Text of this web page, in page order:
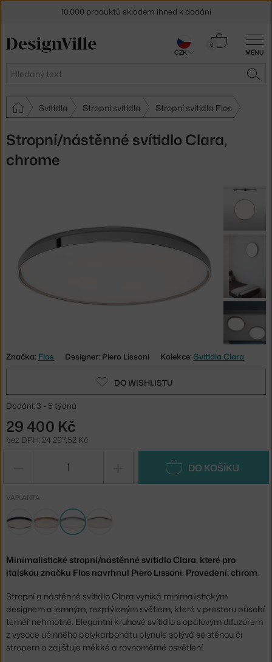
MENU
Hledat
0
Košík
Svítidla Stropní svítidla Stropní svítidla Flos
Stropní/nástěnné svítidlo Clara,
chrome
Značka: Flos Designer: Piero Lissoni Kolekce: Svítidla Clara
DO WISHLISTU
Dodání: 3 - 5 týdnů
29 400 Kč
bez DPH: 24 297,52 Kč
DO KOŠÍKU
VARIANTA
Minimalistické stropní/nástěnné svítidlo Clara, které pro
italskou značku Flos navrhnul Piero Lissoni. Provedení: chrom.
Stropní a nástěnné svítidlo Clara vyniká minimalistickým
designem a jemným, rozptýleným světlem, které v prostoru působí
téměř nehmotně. Elegantní kruhové svítidlo s opálovým difuzorem
z vysoce účinného polykarbonátu plynule splývá se stěnou či
stropem a zajišťuje měkké a rovnoměrné osvětlení.
10.000 produktů skladem ihned k dodání
Sleva 5 % pro odběratele
CZK